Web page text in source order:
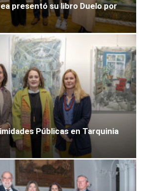
presentó su libro Duelo por
Públicas en Tarquinia